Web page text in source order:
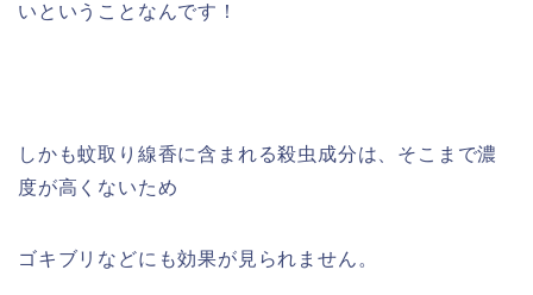
いということなんです！
しかも蚊取り線香に含まれる殺虫成分は、そこまで濃
度が高くないため
ゴキブリなどにも効果が見られません。